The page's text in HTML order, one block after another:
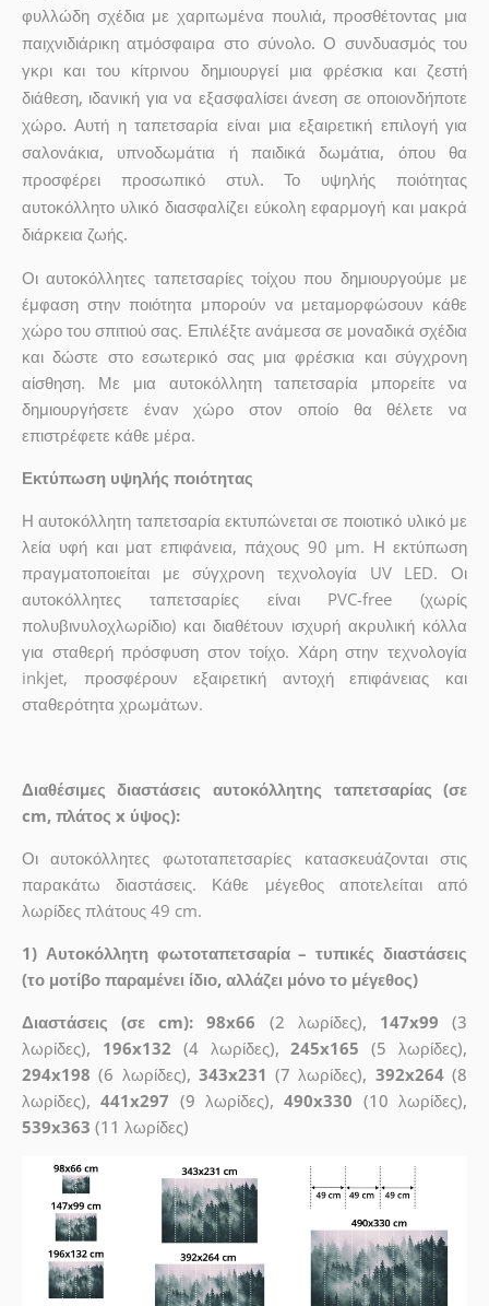
φυλλώδη σχέδια με χαριτωμένα πουλιά, προσθέτοντας μια
παιχνιδιάρικη ατμόσφαιρα στο σύνολο. Ο συνδυασμός του
γκρι και του κίτρινου δημιουργεί μια φρέσκια και ζεστή
διάθεση, ιδανική για να εξασφαλίσει άνεση σε οποιονδήποτε
χώρο. Αυτή η ταπετσαρία είναι μια εξαιρετική επιλογή για
σαλονάκια, υπνοδωμάτια ή παιδικά δωμάτια, όπου θα
προσφέρει προσωπικό στυλ. Το υψηλής ποιότητας
αυτοκόλλητο υλικό διασφαλίζει εύκολη εφαρμογή και μακρά
διάρκεια ζωής.
Οι αυτοκόλλητες ταπετσαρίες τοίχου που δημιουργούμε με
έμφαση στην ποιότητα μπορούν να μεταμορφώσουν κάθε
χώρο του σπιτιού σας. Επιλέξτε ανάμεσα σε μοναδικά σχέδια
και δώστε στο εσωτερικό σας μια φρέσκια και σύγχρονη
αίσθηση. Με μια αυτοκόλλητη ταπετσαρία μπορείτε να
δημιουργήσετε έναν χώρο στον οποίο θα θέλετε να
επιστρέφετε κάθε μέρα.
Εκτύπωση υψηλής ποιότητας
Η αυτοκόλλητη ταπετσαρία εκτυπώνεται σε ποιοτικό υλικό με
λεία υφή και ματ επιφάνεια, πάχους 90 µm. Η εκτύπωση
πραγματοποιείται με σύγχρονη τεχνολογία UV LED. Οι
αυτοκόλλητες ταπετσαρίες είναι PVC-free (χωρίς
πολυβινυλοχλωρίδιο) και διαθέτουν ισχυρή ακρυλική κόλλα
για σταθερή πρόσφυση στον τοίχο. Χάρη στην τεχνολογία
inkjet, προσφέρουν εξαιρετική αντοχή επιφάνειας και
σταθερότητα χρωμάτων.
Διαθέσιμες διαστάσεις αυτοκόλλητης ταπετσαρίας (σε
cm, πλάτος x ύψος):
Οι αυτοκόλλητες φωτοταπετσαρίες κατασκευάζονται στις
παρακάτω διαστάσεις. Κάθε μέγεθος αποτελείται από
λωρίδες πλάτους 49 cm.
1) Αυτοκόλλητη φωτοταπετσαρία – τυπικές διαστάσεις
(το μοτίβο παραμένει ίδιο, αλλάζει μόνο το μέγεθος)
Διαστάσεις (σε cm): 98x66 (2 λωρίδες), 147x99 (3
λωρίδες), 196x132 (4 λωρίδες),245x165 (5 λωρίδες),
294x198 (6 λωρίδες), 343x231 (7 λωρίδες), 392x264(8
λωρίδες),441x297 (9 λωρίδες),490x330 (10 λωρίδες),
539x363 (11 λωρίδες)